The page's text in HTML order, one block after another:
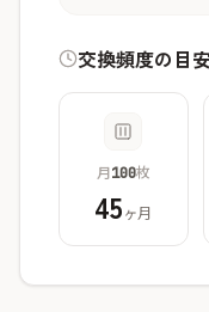
交換頻度の目
月100枚
45ヶ月